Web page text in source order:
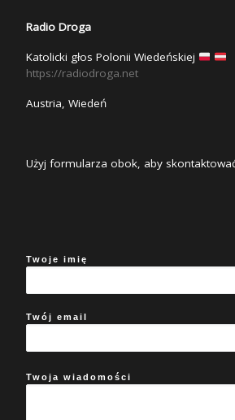
Radio Droga
Katolicki głos Polonii Wiedeńskiej
https://radiodroga.net
Austria, Wiedeń
Użyj formularza obok, aby
Twoje imię
Twój email
Twoja wiadomości